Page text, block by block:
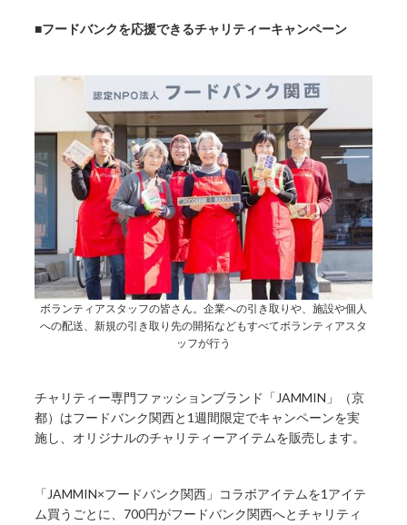
■フードバンクを応援できるチャリティーキャンペーン
ボランティアスタッフの皆さん。企業への引き取りや、施設や個人
への配送、新規の引き取り先の開拓などもすべてボランティアスタ
ッフが行う
チャリティー専門ファッションブランド「JAMMIN」（京
都）はフードバンク関西と1週間限定でキャンペーンを実
施し、オリジナルのチャリティーアイテムを販売します。
「JAMMIN×フードバンク関西」コラボアイテムを1アイテ
ム買うごとに、700円がフードバンク関西へとチャリティ